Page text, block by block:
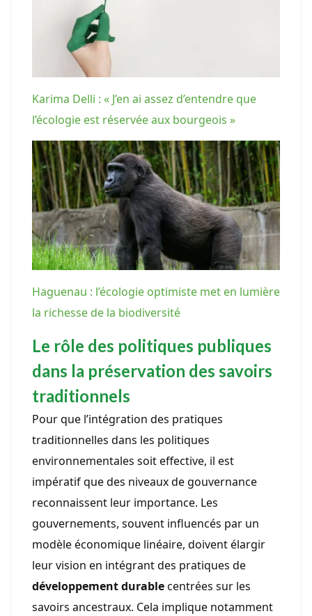
Karima Delli : « J’en ai assez d’entendre que
l’écologie est réservée aux bourgeois »
Haguenau : l’écologie optimiste met en lumière
la richesse de la biodiversité
Le rôle des politiques publiques
dans la préservation des savoirs
traditionnels
Pour que l’intégration des pratiques
traditionnelles dans les politiques
environnementales soit effective, il est
impératif que des niveaux de gouvernance
reconnaissent leur importance. Les
gouvernements, souvent influencés par un
modèle économique linéaire, doivent élargir
leur vision en intégrant des pratiques de
développement durablecentrées sur les
savoirs ancestraux. Cela implique notamment